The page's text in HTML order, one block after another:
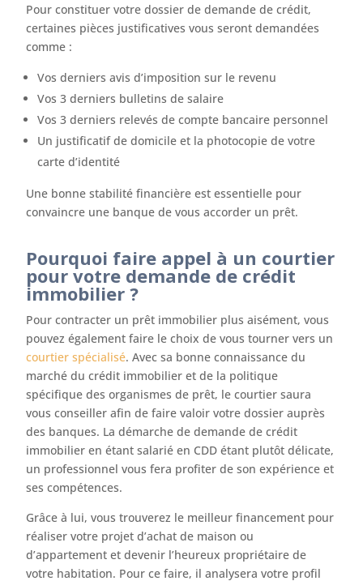
Pour constituer votre dossier de demande de crédit,
certaines pièces justificatives vous seront demandées
comme :
Vos derniers avis d’imposition sur le revenu
Vos 3 derniers bulletins de salaire
Vos 3 derniers relevés de compte bancaire personnel
Un justificatif de domicile et la photocopie de votre
carte d’identité
Une bonne stabilité financière est essentielle pour
convaincre une banque de vous accorder un prêt.
Pourquoi faire appel à un courtier
pour votre demande de crédit
immobilier ?
Pour contracter un prêt immobilier plus aisément, vous
pouvez également faire le choix de vous tourner vers un
courtier spécialisé. Avec sa bonne connaissance du
marché du crédit immobilier et de la politique
spécifique des organismes de prêt, le courtier saura
vous conseiller afin de faire valoir votre dossier auprès
des banques. La démarche de demande de crédit
immobilier en étant salarié en CDD étant plutôt délicate,
un professionnel vous fera profiter de son expérience et
ses compétences.
Grâce à lui, vous trouverez le meilleur financement pour
réaliser votre projet d’achat de maison ou
d’appartement et devenir l’heureux propriétaire de
votre habitation. Pour ce faire, il analysera votre profil